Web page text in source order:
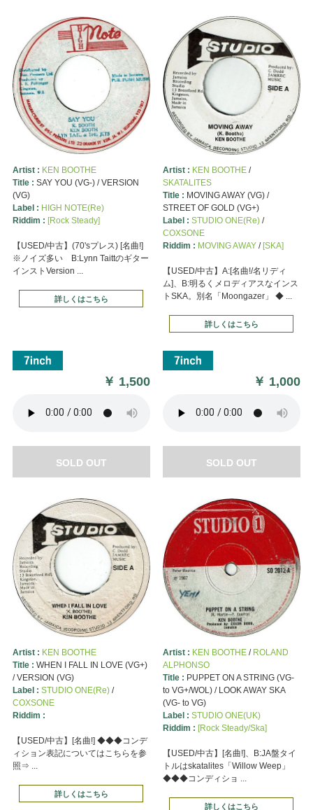
Artist : KEN BOOTHE
Title : SAY YOU (VG-) / VERSION
(VG)
Label : HIGH NOTE(Re)
Riddim : [Rock Steady]
【USED/中古】(70'sプレス) [名曲!]
※ノイズ多い B:Lynn Taittのギター
インストVersion ...
詳しくはこちら
￥ 1,500
SOLD OUT
Artist : KEN BOOTHE/
SKATALITES
Title : MOVING AWAY (VG) /
STREET OF GOLD (VG+)
Label : STUDIO ONE(Re)/
COXSONE
Riddim : MOVING AWAY/[SKA]
【USED/中古】A:[名曲!/名リディ
ム]、B:明るくメロディアスなインス
トSKA。別名「Moongazer」 ◆ ...
詳しくはこちら
￥ 1,000
SOLD OUT
Artist : KEN BOOTHE
Title : WHEN I FALL IN LOVE (VG+)
/ VERSION (VG)
Label : STUDIO ONE(Re)/
COXSONE
Riddim :
【USED/中古】[名曲!] ◆◆◆コンデ
ィション表記についてはこちらを参
照⇒ ...
詳しくはこちら
Artist : KEN BOOTHE/ ROLAND
ALPHONSO
Title : PUPPET ON A STRING (VG-
to VG+/WOL) / LOOK AWAY SKA
(VG- to VG)
Label : STUDIO ONE(UK)
Riddim : [Rock Steady/Ska]
【USED/中古】[名曲!]、B:JA盤タイ
トルはskatalites「Willow Weep」
◆◆◆コンディショ ...
詳しくはこちら